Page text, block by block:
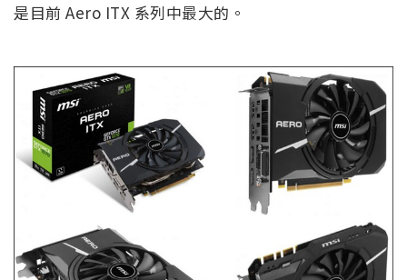
是目前 Aero ITX 系列中最大的。